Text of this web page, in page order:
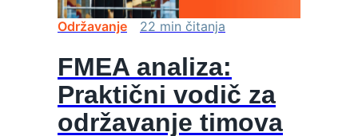
Održavanje 22 min čitanja
FMEA analiza:
Praktični vodič za
održavanje timova